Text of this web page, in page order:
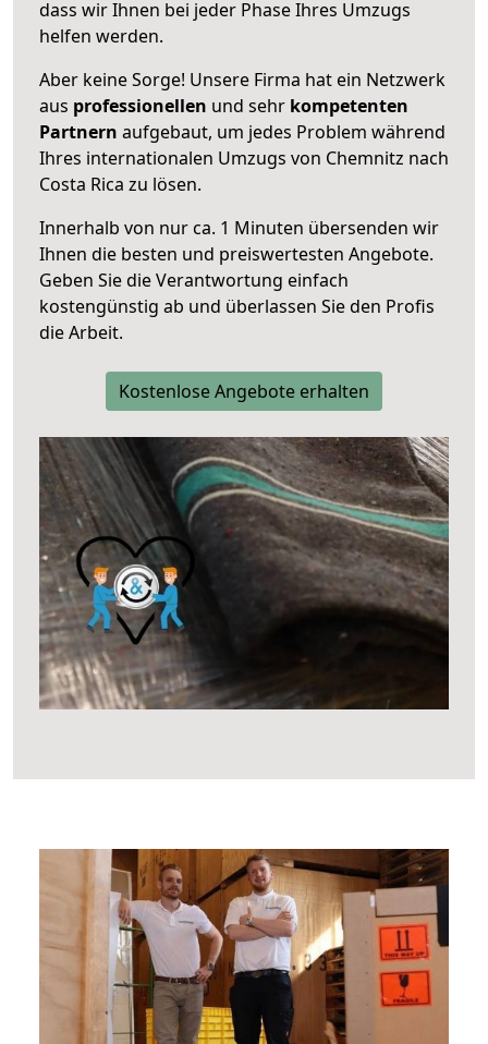
dass wir Ihnen bei jeder Phase Ihres Umzugs
helfen werden.
Aber keine Sorge! Unsere Firma hat ein Netzwerk
aus professionellen und sehr kompetenten
Partnern aufgebaut, um jedes Problem während
Ihres internationalen Umzugs von Chemnitz nach
Costa Rica zu lösen.
Innerhalb von nur ca. 1 Minuten übersenden wir
Ihnen die besten und preiswertesten Angebote.
Geben Sie die Verantwortung einfach
kostengünstig ab und überlassen Sie den Profis
die Arbeit.
Kostenlose Angebote erhalten